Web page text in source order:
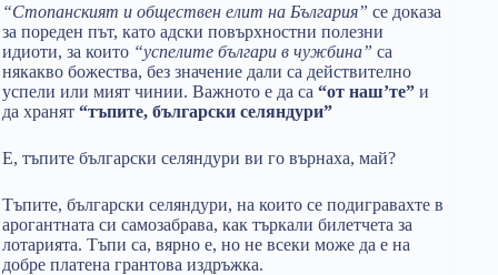
“Стопанският и обществен елит на България” се доказа
за пореден път, като адски повърхностни полезни
идиоти, за които “успелите българи в чужбина” са
някакво божества, без значение дали са действително
успели или мият чинии. Важното е да са “от наш’те” и
да хранят “тъпите, български селяндури”
Е, тъпите български селяндури ви го върнаха, май?
Тъпите, български селяндури, на които се подигравахте в
арогантната си самозабрава, как търкали билетчета за
лотарията. Тъпи са, вярно е, но не всеки може да е на
добре платена грантова издръжка.